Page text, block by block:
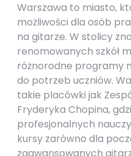
Warszawa to miasto,
możliwości dla osób
na gitarze. W stolicy
renomowanych szkół
różnorodne programy
do potrzeb uczniów.
takie placówki jak
Fryderyka Chopina,
profesjonalnych
kursy zarówno dla